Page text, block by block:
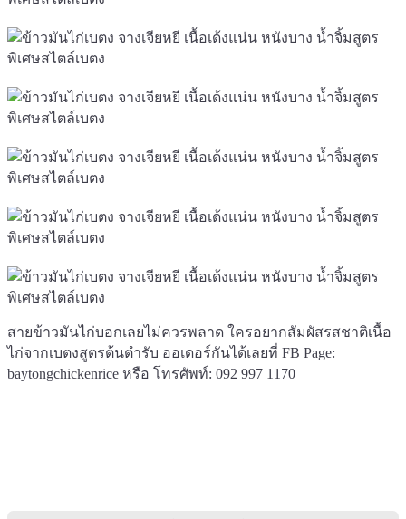
สายข้าวมันไก่บอกเลยไม่ควรพลาด ใครอยากสัมผัสรสชาติเนื้อ
ไก่จากเบตงสูตรต้นตำรับ ออเดอร์กันได้เลยที่ FB Page:
baytongchickenrice หรือ โทรศัพท์: 092 997 1170